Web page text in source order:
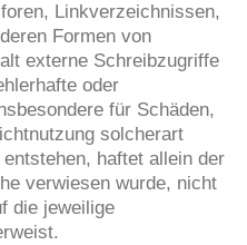
Linkverzeichnissen,
Formen von
externe Schreibzugriffe
oder
für Schäden,
solcherart
haftet allein der
verwiesen wurde, nicht
die jeweilige